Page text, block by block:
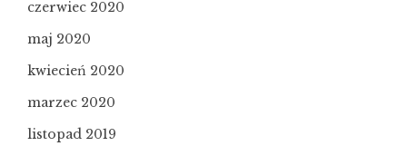
czerwiec 2020
maj 2020
kwiecień 2020
marzec 2020
listopad 2019